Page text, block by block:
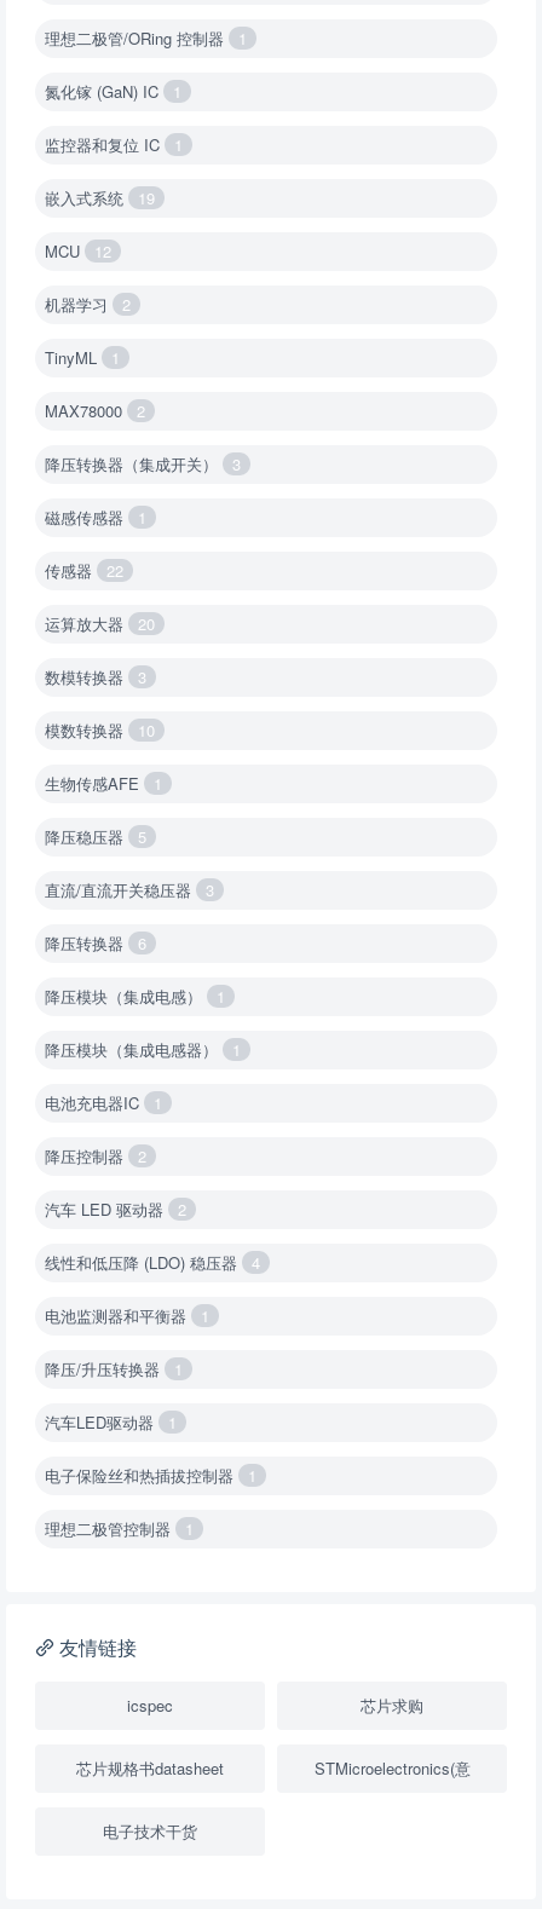
理想二极管/ORing 控制器 1
氮化镓 (GaN) IC 1
监控器和复位 IC 1
嵌入式系统 19
MCU 12
机器学习 2
TinyML 1
MAX78000 2
降压转换器（集成开关） 3
磁感传感器 1
传感器 22
运算放大器 20
数模转换器 3
模数转换器 10
生物传感AFE 1
降压稳压器 5
直流/直流开关稳压器 3
降压转换器 6
降压模块（集成电感） 1
降压模块（集成电感器） 1
电池充电器IC 1
降压控制器 2
汽车 LED 驱动器 2
线性和低压降 (LDO) 稳压器 4
电池监测器和平衡器 1
降压/升压转换器 1
汽车LED驱动器 1
电子保险丝和热插拔控制器 1
理想二极管控制器 1
降压转换器（继承开关）
USB隔离器 1
友情链接
icspec 芯片求购
芯片规格书datasheet STMicroelectronics(意
电子技术干货